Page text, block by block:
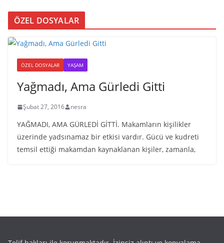
ÖZEL DOSYALAR
ÖZEL DOSYALAR YAŞAM
Yağmadı, Ama Gürledi Gitti
Şubat 27, 2016 nesra
YAĞMADI, AMA GÜRLEDİ GİTTİ. Makamların kişilikler
üzerinde yadsınamaz bir etkisi vardır. Gücü ve kudreti
temsil ettiği makamdan kaynaklanan kişiler, zamanla,